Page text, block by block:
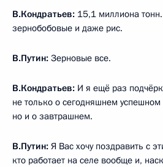
В.Кондратьев: 15,1 миллиона
зернобобовые и даже рис.
В.Путин: Зерновые все.
В.Кондратьев: И я ещё раз
не только о сегодняшнем успешном
но и о завтрашнем.
В.Путин: Я Вас хочу поздравить с
кто работает на селе вообще и,